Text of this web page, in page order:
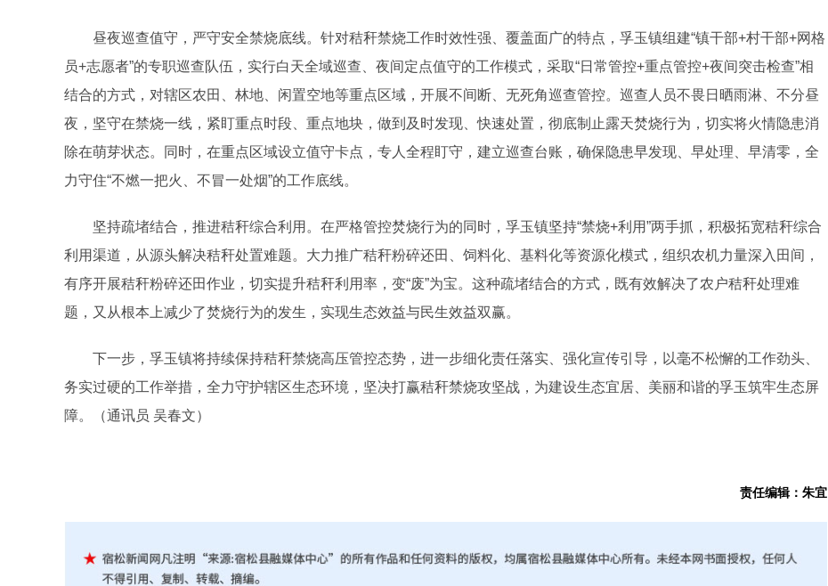
昼夜巡查值守，严守安全禁烧底线。针对秸秆禁烧工作时效性强、覆盖面广的特点，孚玉镇组建“镇干部+村干部+网格
员+志愿者”的专职巡查队伍，实行白天全域巡查、夜间定点值守的工作模式，采取“日常管控+重点管控+夜间突击检查”相
结合的方式，对辖区农田、林地、闲置空地等重点区域，开展不间断、无死角巡查管控。巡查人员不畏日晒雨淋、不分昼
夜，坚守在禁烧一线，紧盯重点时段、重点地块，做到及时发现、快速处置，彻底制止露天焚烧行为，切实将火情隐患消
除在萌芽状态。同时，在重点区域设立值守卡点，专人全程盯守，建立巡查台账，确保隐患早发现、早处理、早清零，全
力守住“不燃一把火、不冒一处烟”的工作底线。
坚持疏堵结合，推进秸秆综合利用。在严格管控焚烧行为的同时，孚玉镇坚持“禁烧+利用”两手抓，积极拓宽秸秆综合
利用渠道，从源头解决秸秆处置难题。大力推广秸秆粉碎还田、饲料化、基料化等资源化模式，组织农机力量深入田间，
有序开展秸秆粉碎还田作业，切实提升秸秆利用率，变“废”为宝。这种疏堵结合的方式，既有效解决了农户秸秆处理难
题，又从根本上减少了焚烧行为的发生，实现生态效益与民生效益双赢。
下一步，孚玉镇将持续保持秸秆禁烧高压管控态势，进一步细化责任落实、强化宣传引导，以毫不松懈的工作劲头、
务实过硬的工作举措，全力守护辖区生态环境，坚决打赢秸秆禁烧攻坚战，为建设生态宜居、美丽和谐的孚玉筑牢生态屏
障。（通讯员 吴春文）
责任编辑：朱宜